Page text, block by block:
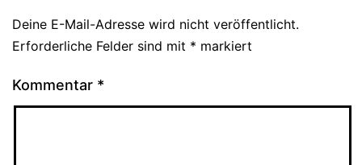
Deine E-Mail-Adresse wird nicht veröffentlicht.
Erforderliche Felder sind mit * markiert
Kommentar *